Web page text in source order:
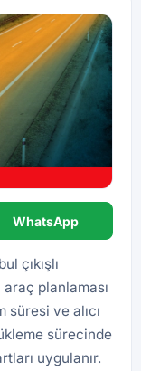
WhatsApp
çıkışlı
planlaması
süresi ve alıcı
sürecinde
uygulanır.